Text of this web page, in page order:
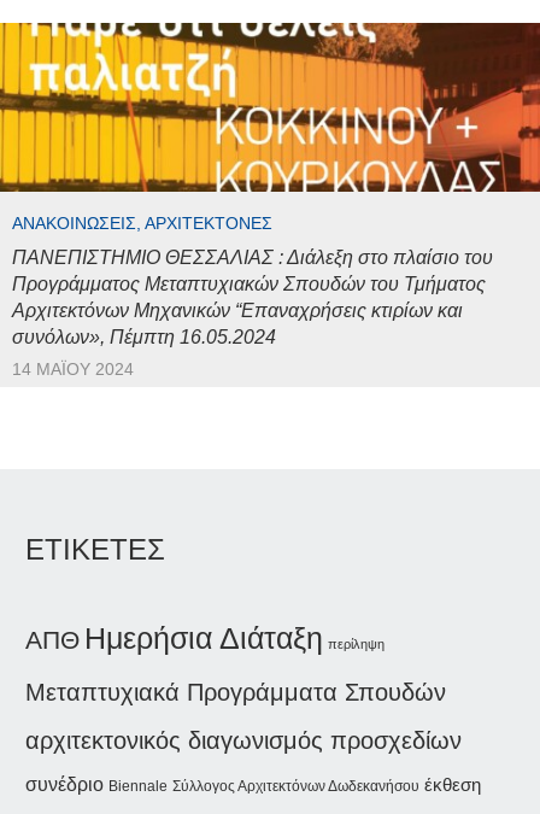
ΑΝΑΚΟΙΝΏΣΕΙΣ, ΑΡΧΙΤΈΚΤΟΝΕΣ
ΠΑΝΕΠΙΣΤΗΜΙΟ ΘΕΣΣΑΛΙΑΣ : Διάλεξη στο πλαίσιο του
Προγράμματος Μεταπτυχιακών Σπουδών του Τμήματος
Αρχιτεκτόνων Μηχανικών “Επαναχρήσεις κτιρίων και
συνόλων», Πέμπτη 16.05.2024
14 ΜΑΪ́ΟΥ 2024
ΕΤΙΚΕΤΕΣ
ΑΠΘ Ημερήσια Διάταξη περίληψη
Μεταπτυχιακά Προγράμματα Σπουδών
αρχιτεκτονικός διαγωνισμός προσχεδίων
συνέδριο Biennale Σύλλογος Αρχιτεκτόνων Δωδεκανήσου έκθεση